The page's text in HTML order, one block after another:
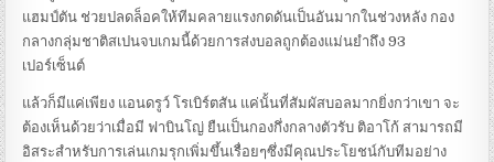
แฮมป์ตัน ช่วยปลดล็อคให้ทีมคลายแรงกดดันเป็นอันมากในช่วงหลัง กอง
กลางกลุ่มชาติสเปนจบเกมนี้ด้วยการส่งบอลถูกต้องแม่นยำถึง 93
เปอร์เซ็นต์
แล้วก็มีแค่เพียง แอนดรูว์ โรเบิร์ตสัน แค่นั้นที่สัมผัสบอลมากยิ่งกว่าเขา จะ
ต้องเห็นด้วยว่าเมื่อมี ฟาบินโญ่ ยืนเป็นกองกึ่งกลางตัวรับ ติอาโก้ สามารถมี
อิสระสำหรับการเล่นเกมรุกเพิ่มขึ้นเรื่อยๆซึ่งมีคุณประโยชน์กับทีมอย่าง